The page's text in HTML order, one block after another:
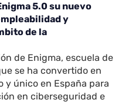
5.0 su nuevo
y
de la
de Enigma, escuela de
se ha convertido en
y único en España para
en ciberseguridad e